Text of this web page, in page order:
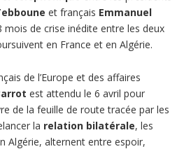
et français Emmanuel
de crise inédite entre les deux
en France et en Algérie.
de l’Europe et des affaires
est attendu le 6 avril pour
de la feuille de route tracée par les
la relation bilatérale, les
Algérie, alternent entre espoir,